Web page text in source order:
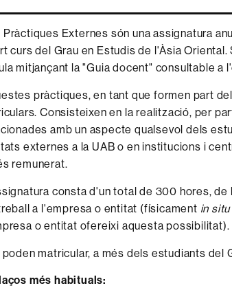
Pràctiques Externes són una assignatura
curs del Grau en Estudis de l'Àsia
mitjançant la "Guia docent" consultable a
pràctiques, en tant que formen part
Consisteixen en la realització, per
amb un aspecte qualsevol dels
externes a la UAB o en institucions i
remunerat.
consta d'un total de 300 hores,
a l'empresa o entitat (físicament in situ
o entitat ofereixi aquesta possibilitat).
poden matricular, a més dels estudiants del
més habituals: